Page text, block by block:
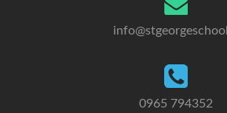
0965 794352